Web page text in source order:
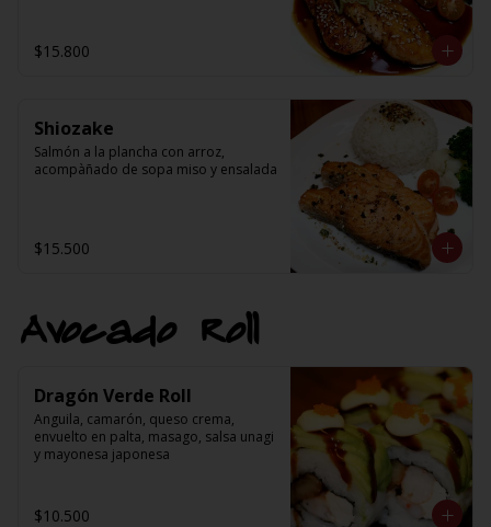
$15.800
Shiozake
Salmón a la plancha con arroz,
acompàñado de sopa miso y ensalada
$15.500
Avocado Roll
Dragón Verde Roll
Anguila, camarón, queso crema,
envuelto en palta, masago, salsa unagi
y mayonesa japonesa
$10.500